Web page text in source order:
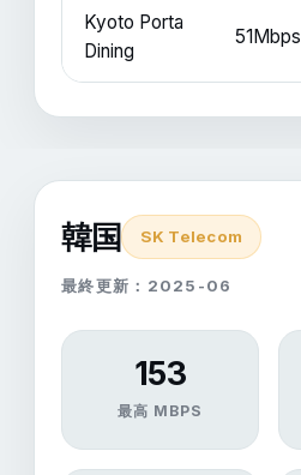
Kyoto Porta
Dining
51Mbps
韓国 SK Telecom
最終更新：2025-06
153
最高 MBPS